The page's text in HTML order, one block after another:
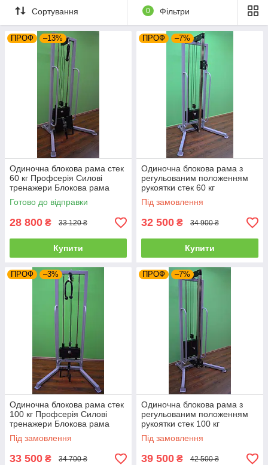
Сортування 0 Фільтри
ПРОФ –13%
Одиночна блокова рама стек
60 кг Профсерія Силові
тренажери Блокова рама
кросовер
Готово до відправки
28 800 ₴ 33 120 ₴
Купити
ПРОФ –7%
Одиночна блокова рама з
регульованим положенням
рукоятки стек 60 кг
Профсерія Силові тренажери
Блокова рама кросовер
Під замовлення
32 500 ₴ 34 900 ₴
Купити
ПРОФ –3%
Одиночна блокова рама стек
100 кг Профсерія Силові
тренажери Блокова рама
кросовер
Під замовлення
33 500 ₴ 34 700 ₴
ПРОФ –7%
Одиночна блокова рама з
регульованим положенням
рукоятки стек 100 кг
Профсерія Силові тренажери
Блокова рама кросовер
Під замовлення
39 500 ₴ 42 500 ₴